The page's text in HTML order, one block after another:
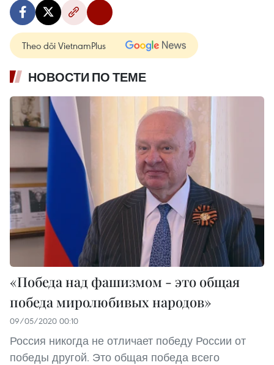
Theo dõi VietnamPlus
НОВОСТИ ПО ТЕМЕ
«Победа над фашизмом - это общая
победа миролюбивых народов»
09/05/2020 00:10
Россия никогда не отличает победу России от
победы другой. Это общая победа всего